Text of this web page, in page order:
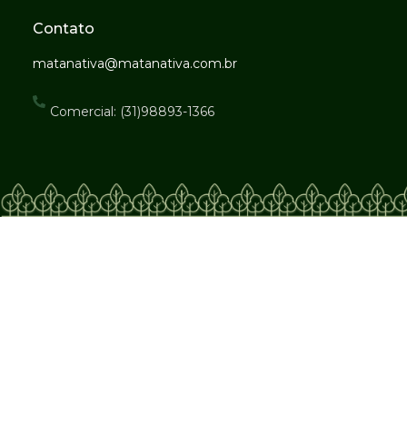
Contato
matanativa@matanativa.com.br
Comercial: (31)98893-1366